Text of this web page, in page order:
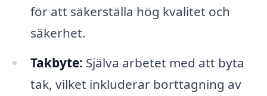
för att säkerställa hög kvalitet och
säkerhet.
Takbyte: Själva arbetet med att byta
tak, vilket inkluderar borttagning av